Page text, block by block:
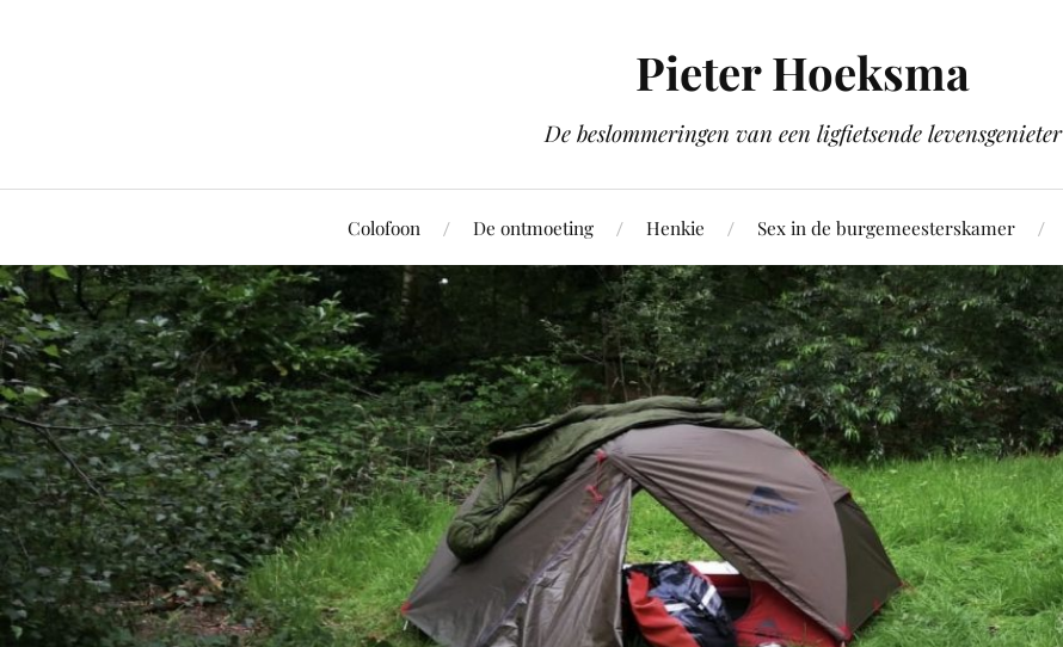
Pieter Hoeksma
De beslommeringen van een ligfietsende levensgenieter
Colofoon De ontmoeting Henkie Sex in de burgemeesterskamer